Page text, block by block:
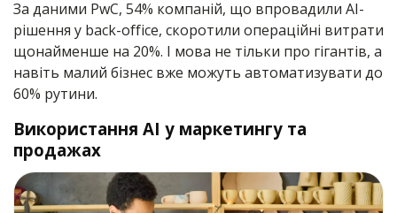
За даними PwC, 54% компаній, що впровадили AI-
рішення у back-office, скоротили операційні витрати
щонайменше на 20%. І мова не тільки про гігантів, а
навіть малий бізнес вже можуть автоматизувати до
60% рутини.
Використання AI у маркетингу та
продажах